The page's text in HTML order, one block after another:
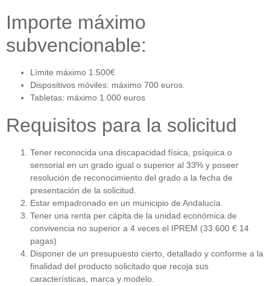
Importe máximo
subvencionable:
Límite máximo 1.500€
Dispositivos móviles: máximo 700 euros.
Tabletas: máximo 1.000 euros
Requisitos para la solicitud
Tener reconocida una discapacidad física, psíquica o
sensorial en un grado igual o superior al 33% y poseer
resolución de reconocimiento del grado a la fecha de
presentación de la solicitud.
Estar empadronado en un municipio de Andalucía.
Tener una renta per cápita de la unidad económica de
convivencia no superior a 4 veces el IPREM (33.600 € 14
pagas)
Disponer de un presupuesto cierto, detallado y conforme a la
finalidad del producto solicitado que recoja sus
características, marca y modelo.